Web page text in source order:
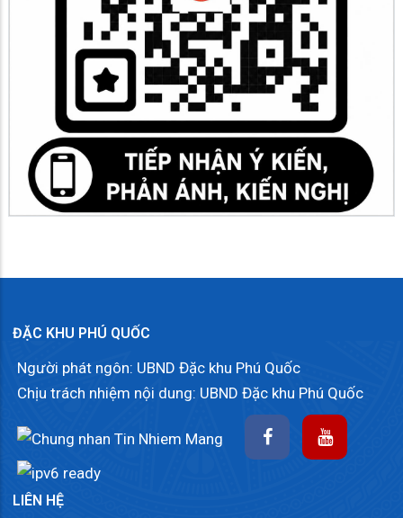
ĐẶC KHU PHÚ QUỐC
Người phát ngôn: UBND Đặc khu Phú Quốc
Chịu trách nhiệm nội dung: UBND Đặc khu Phú Quốc
LIÊN HỆ